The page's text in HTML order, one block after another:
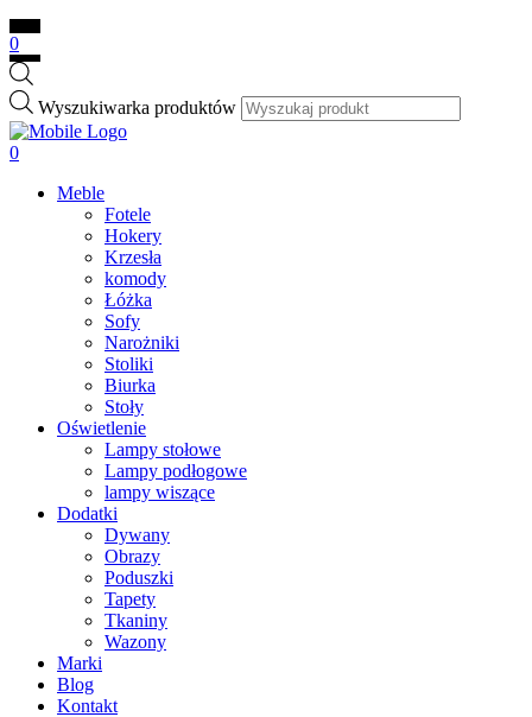
0
Wyszukiwarka produktów
0
Meble
Fotele
Hokery
Krzesła
komody
Łóżka
Sofy
Narożniki
Stoliki
Biurka
Stoły
Oświetlenie
Lampy stołowe
Lampy podłogowe
lampy wiszące
Dodatki
Dywany
Obrazy
Poduszki
Tapety
Tkaniny
Wazony
Marki
Blog
Kontakt